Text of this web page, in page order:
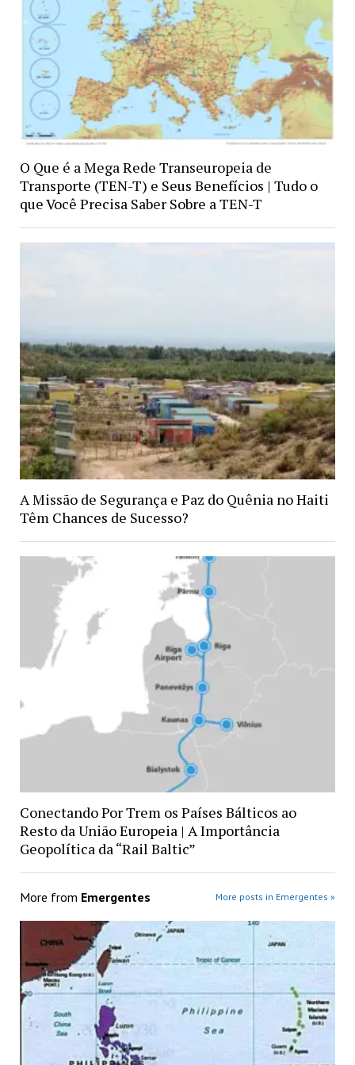
O Que é a Mega Rede Transeuropeia de
Transporte (TEN-T) e Seus Benefícios | Tudo o
que Você Precisa Saber Sobre a TEN-T
A Missão de Segurança e Paz do Quênia no Haiti
Têm Chances de Sucesso?
Conectando Por Trem os Países Bálticos ao
Resto da União Europeia | A Importância
Geopolítica da “Rail Baltic”
More from Emergentes More posts in Emergentes »